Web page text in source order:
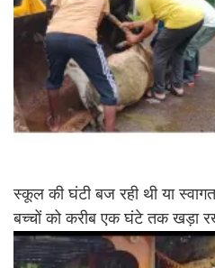
स्कूल की घंटी बज रही थी या
बच्चों को करीब एक घंटे तक खड़ा